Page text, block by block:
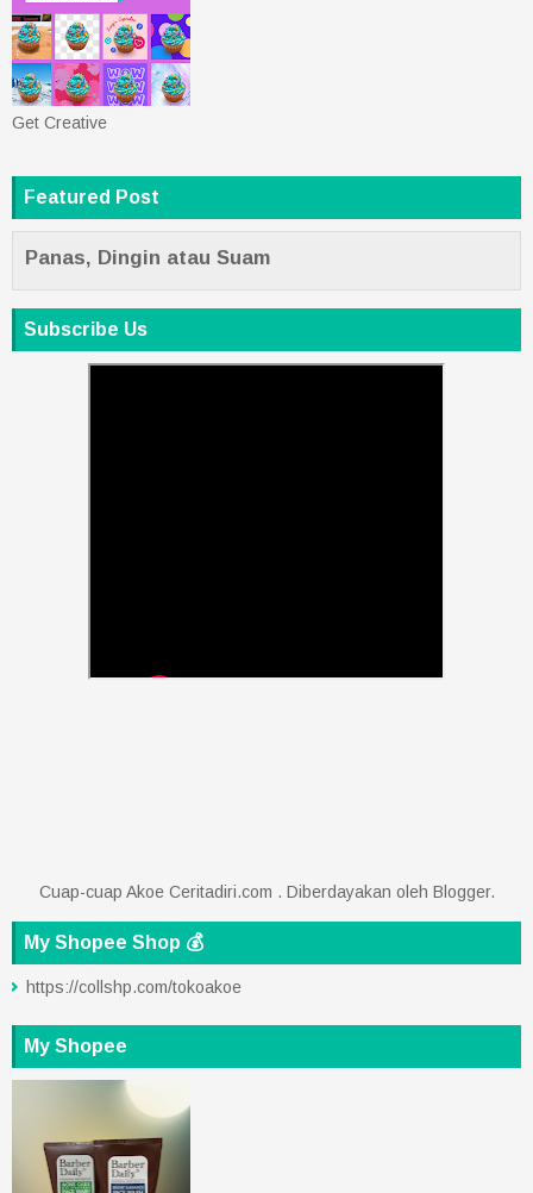
Get Creative
Featured Post
Panas, Dingin atau Suam
Subscribe Us
Cuap-cuap Akoe Ceritadiri.com . Diberdayakan oleh Blogger.
My Shopee Shop 💰
https://collshp.com/tokoakoe
My Shopee